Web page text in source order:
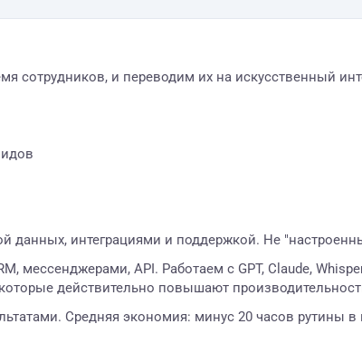
сотрудников, и переводим их на искусственный
данных, интеграциями и поддержкой. Не
мессенджерами, API. Работаем с GPT, Claude,
действительно повышают
Средняя экономия: минус 20 часов рутины